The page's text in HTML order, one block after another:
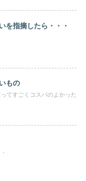
を指摘したら・・・
もの
てすごくコスパのよかった